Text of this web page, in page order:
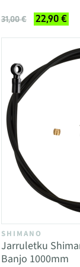
31,00 € 22,90 €
SHIMANO
Jarruletku
Banjo 1000mm